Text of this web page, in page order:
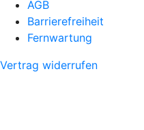
AGB
Barrierefreiheit
Fernwartung
Vertrag widerrufen